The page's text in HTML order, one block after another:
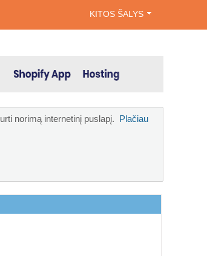
KITOS ŠALYS
norimą internetinį puslapį. Plačiau